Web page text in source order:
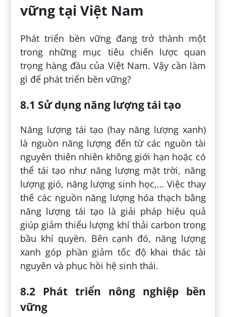
vững tại Việt Nam
Phát triển bền vững đang trở thành một
trong những mục tiêu chiến lược quan
trọng hàng đầu của Việt Nam. Vậy cần làm
gì để phát triển bền vững?
8.1 Sử dụng năng lượng tái tạo
Năng lượng tái tạo (hay năng lượng xanh)
là nguồn năng lượng đến từ các nguồn tài
nguyên thiên nhiên không giới hạn hoặc có
thể tái tạo như năng lượng mặt trời, năng
lượng gió, năng lượng sinh học,… Việc thay
thế các nguồn năng lượng hóa thạch bằng
năng lượng tái tạo là giải pháp hiệu quả
giúp giảm thiểu lượng khí thải carbon trong
bầu khí quyền. Bên cạnh đó, năng lượng
xanh góp phần giảm tốc độ khai thác tài
nguyên và phục hồi hệ sinh thái.
8.2 Phát triển nông nghiệp bền
vững